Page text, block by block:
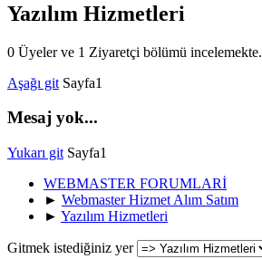
Yazılım Hizmetleri
0 Üyeler ve 1 Ziyaretçi bölümü incelemekte.
Aşağı git Sayfa1
Mesaj yok...
Yukarı git Sayfa1
WEBMASTER FORUMLARİ
► Webmaster Hizmet Alım Satım
► Yazılım Hizmetleri
Gitmek istediğiniz yer